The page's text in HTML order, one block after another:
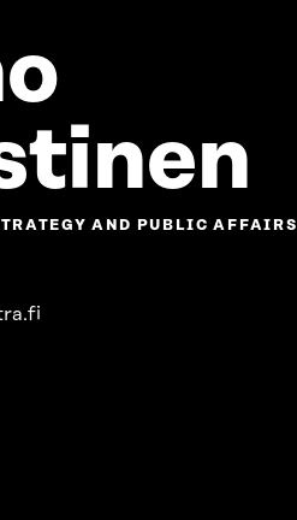
AND PUBLIC AFFAIRS